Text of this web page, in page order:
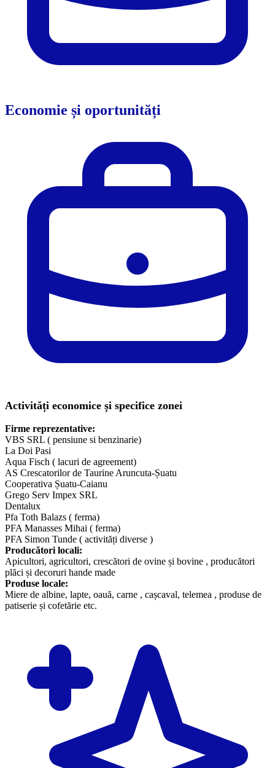
Economie și oportunități
Activități economice și specifice zonei
Firme reprezentative:
VBS SRL ( pensiune si benzinarie)
La Doi Pasi
Aqua Fisch ( lacuri de agreement)
AS Crescatorilor de Taurine Aruncuta-Șuatu
Cooperativa Șuatu-Caianu
Grego Serv Impex SRL
Dentalux
Pfa Toth Balazs ( ferma)
PFA Manasses Mihai ( ferma)
PFA Simon Tunde ( activități diverse )
Producători locali:
Apicultori, agricultori, crescători de ovine și bovine , producători
plăci și decoruri hande made
Produse locale:
Miere de albine, lapte, oauă, carne , cașcaval, telemea , produse de
patiserie și cofetărie etc.